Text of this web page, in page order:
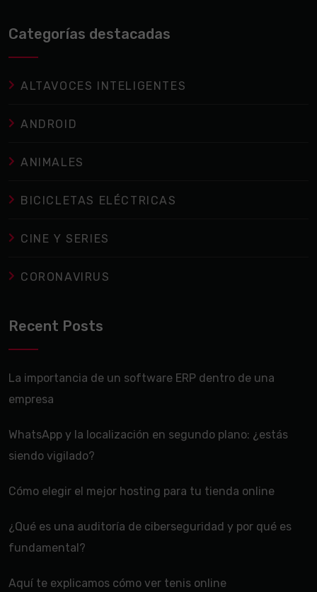
Categorías destacadas
ALTAVOCES INTELIGENTES
ANDROID
ANIMALES
BICICLETAS ELÉCTRICAS
CINE Y SERIES
CORONAVIRUS
Recent Posts
La importancia de un software ERP dentro de una
empresa
WhatsApp y la localización en segundo plano: ¿estás
siendo vigilado?
Cómo elegir el mejor hosting para tu tienda online
¿Qué es una auditoría de ciberseguridad y por qué es
fundamental?
Aquí te explicamos cómo ver tenis online